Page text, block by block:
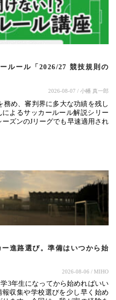
ルール「2026/27 競技規則の
2026-08-07 / 小幡 真一郎
務め、審判界に多大な功績を残し
よるサッカールール解説シリー
ズンのJリーグでも早速適用され
進路選び。準備はいつから始
2026-08-06 / MIHO
3年生になってから始めればいい
収集や学校選びを少し早く始め